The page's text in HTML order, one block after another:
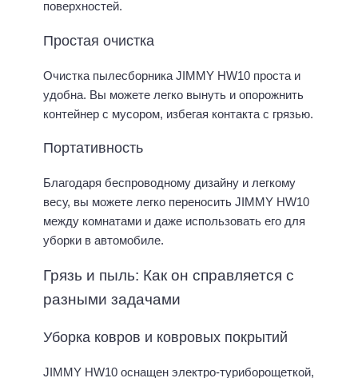
поверхностей.
Простая очистка
Очистка пылесборника JIMMY HW10 проста и
удобна. Вы можете легко вынуть и опорожнить
контейнер с мусором, избегая контакта с грязью.
Портативность
Благодаря беспроводному дизайну и легкому
весу, вы можете легко переносить JIMMY HW10
между комнатами и даже использовать его для
уборки в автомобиле.
Грязь и пыль: Как он справляется с
разными задачами
Уборка ковров и ковровых покрытий
JIMMY HW10 оснащен электро-туриборощеткой,